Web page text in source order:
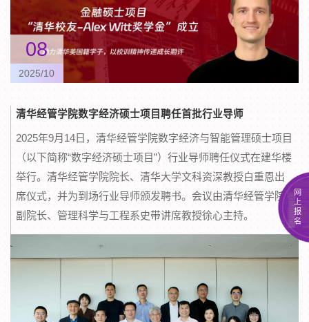
网
上
报
名
08
2025/10
清华经管学院数字经济硕士项目聘任首批行业导师
2025年9月14日，清华经管学院数字经济与智能管理硕士项目
（以下简称“数字经济硕士项目”）行业导师聘任仪式在建华楼
举行。清华经管学院院长、清华大学文科资深教授白重恩出
席仪式，并为到场行业导师颁发聘书。会议由清华经管学院
副院长、管理科学与工程系史带讲席教授徐心主持。